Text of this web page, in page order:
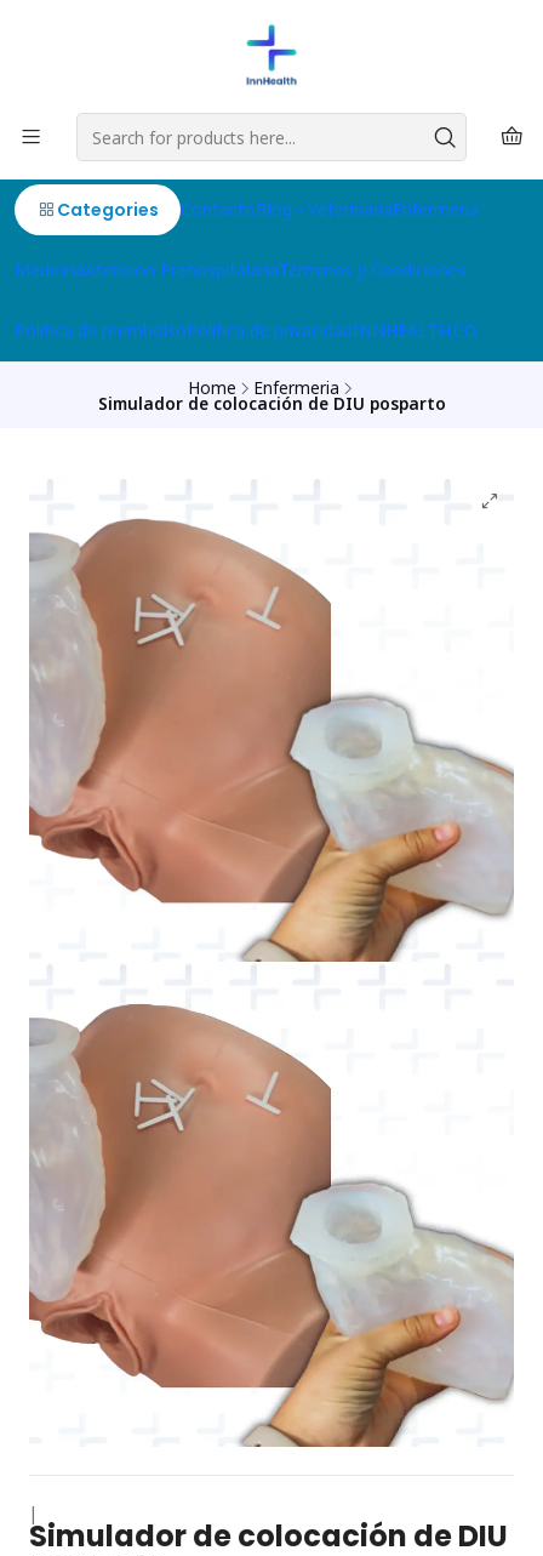
Categories ContactoBlog VeterinariaEnfermeria
MedicinaAtención PrehospitalariaTérminos y Condiciones
Politica de reembolsoPolítica de privacidadINNHEALTH.CO
Home Enfermeria
Simulador de colocación de DIU posparto
|
Simulador de colocación de DIU